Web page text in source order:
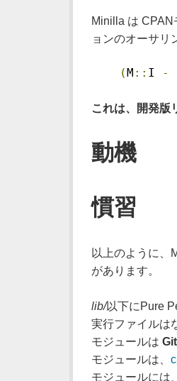
Minilla は
ョンのオーサリ
( M :: I -
これは、開発版
動機
慣習
以上のように、
があります。
lib/以下にPure
実行ファイルは
モジュールは Git
モジュールは、
モジュールには